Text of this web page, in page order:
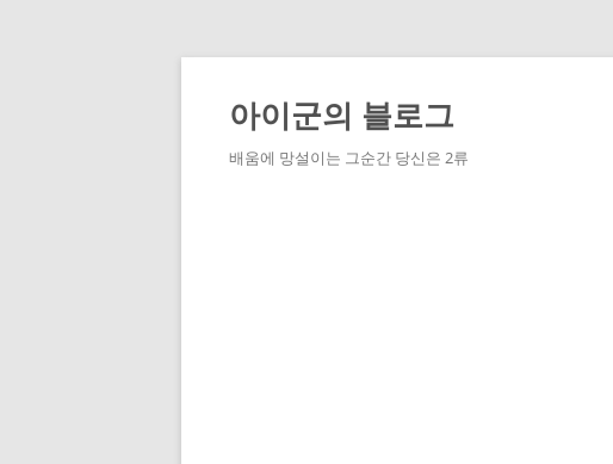
Skip
content
아이군의 블로그
배움에 망설이는 그순간 당신은 2류